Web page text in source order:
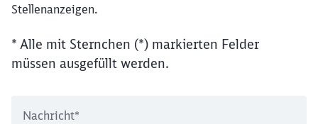
Stellenanzeigen.
* Alle mit Sternchen (*) markierten Felder
müssen ausgefüllt werden.
Nachricht*